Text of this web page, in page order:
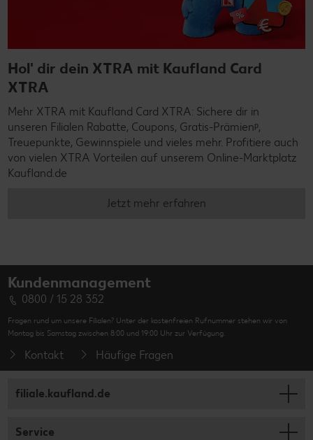
Hol' dir dein XTRA mit Kaufland Card
XTRA
Mehr XTRA mit Kaufland Card XTRA: Sichere dir in
unseren Filialen Rabatte, Coupons, Gratis-Prämienᵖ,
Treuepunkte, Gewinnspiele und vieles mehr. Profitiere auch
von vielen XTRA Vorteilen auf unserem Online-Marktplatz
Kaufland.de
Jetzt mehr erfahren
Kundenmanagement
0800 / 15 28 352
Fragen rund um unsere Filialen? Unter der kostenfreien Rufnummer stehen wir von
Montag bis Samstag zwischen 8:00 und 19:00 Uhr zur Verfügung.
Kontakt Häufige Fragen
filiale.kaufland.de
Service